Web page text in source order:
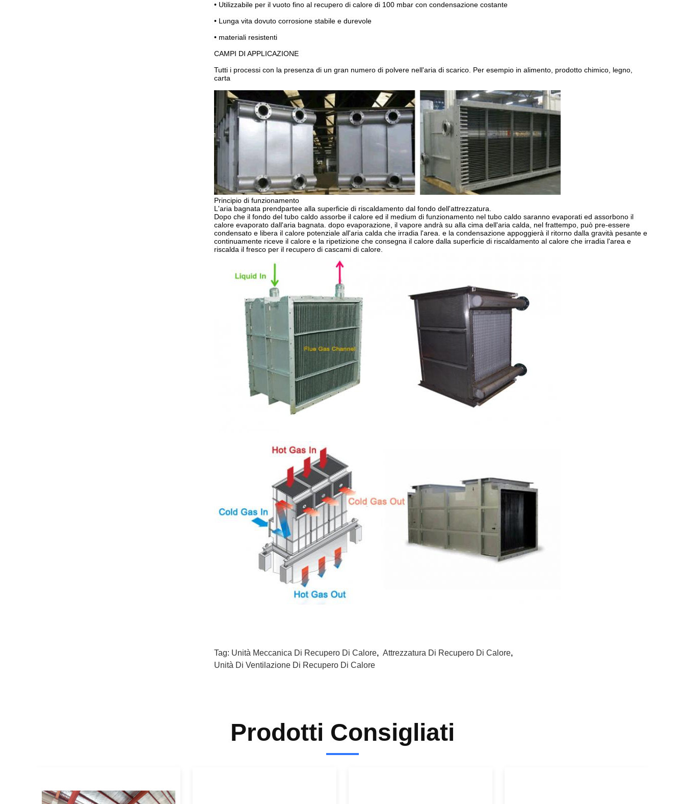
• Utilizzabile per il vuoto fino al recupero di calore di 100 mbar con condensazione costante
• Lunga vita dovuto corrosione stabile e durevole
• materiali resistenti
CAMPI DI APPLICAZIONE
Tutti i processi con la presenza di un gran numero di polvere nell'aria di scarico. Per esempio in alimento, prodotto chimico, legno,
carta
Principio di funzionamento
L'aria bagnata prendpartee alla superficie di riscaldamento dal fondo dell'attrezzatura.
Dopo che il fondo del tubo caldo assorbe il calore ed il medium di funzionamento nel tubo caldo saranno evaporati ed assorbono il
calore evaporato dall'aria bagnata. dopo evaporazione, il vapore andrà su alla cima dell'aria calda, nel frattempo, può pre-essere
condensato e libera il calore potenziale all'aria calda che irradia l'area. e la condensazione appoggierà il ritorno dalla gravità pesante e
continuamente riceve il calore e la ripetizione che consegna il calore dalla superficie di riscaldamento al calore che irradia l'area e
riscalda il fresco per il recupero di cascami di calore.
Tag: Unità Meccanica Di Recupero Di Calore, Attrezzatura Di Recupero Di Calore,
Unità Di Ventilazione Di Recupero Di Calore
Prodotti Consigliati